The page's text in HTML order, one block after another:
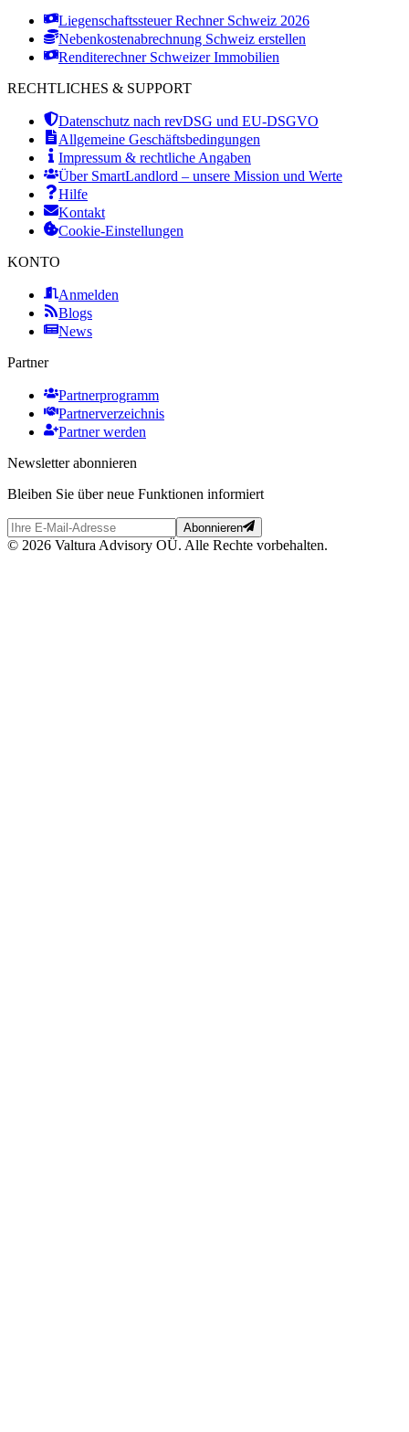
Liegenschaftssteuer Rechner Schweiz 2026
Nebenkostenabrechnung Schweiz erstellen
Renditerechner Schweizer Immobilien
RECHTLICHES & SUPPORT
Datenschutz nach revDSG und EU-DSGVO
Allgemeine Geschäftsbedingungen
Impressum & rechtliche Angaben
Über SmartLandlord – unsere Mission und Werte
Hilfe
Kontakt
Cookie-Einstellungen
KONTO
Anmelden
Blogs
News
Partner
Partnerprogramm
Partnerverzeichnis
Partner werden
Newsletter abonnieren
Bleiben Sie über neue Funktionen informiert
Abonnieren
© 2026 Valtura Advisory OÜ. Alle Rechte vorbehalten.